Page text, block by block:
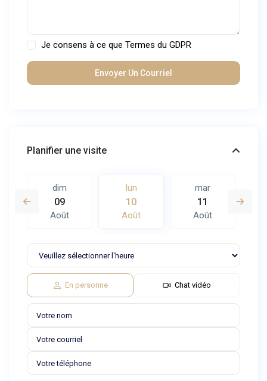
Je consens à ce queTermes du GDPR
Planifier une visite
dim
09
Août
lun
10
Août
mar
11
Août
En personne Chat vidéo